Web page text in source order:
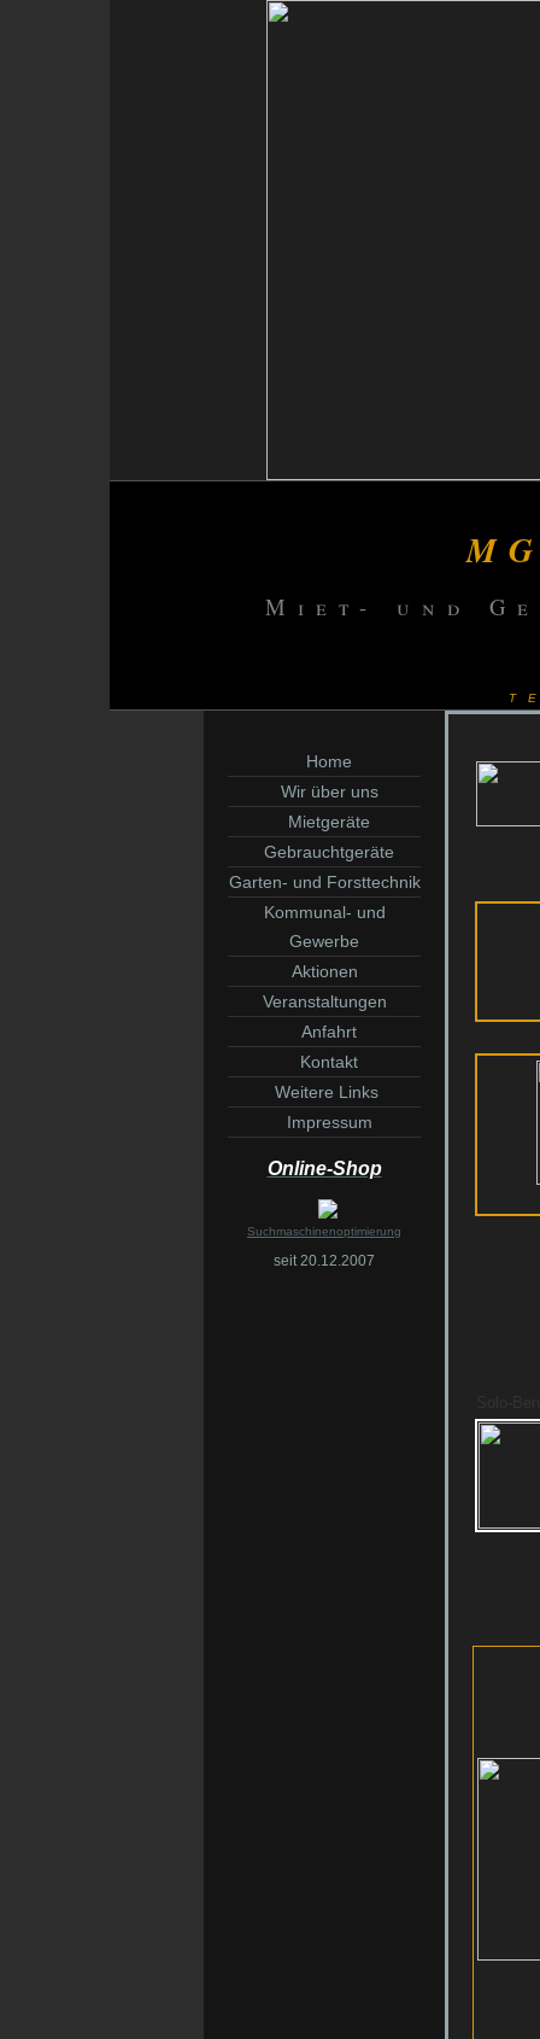
Miet- und
Home
Wir über uns
Mietgeräte
Gebrauchtgeräte
Garten- und Forsttechnik
Kommunal- und
Gewerbe
Aktionen
Veranstaltungen
Anfahrt
Kontakt
Weitere Links
Impressum
Online-Shop
Suchmaschinenoptimierung
seit 20.12.2007